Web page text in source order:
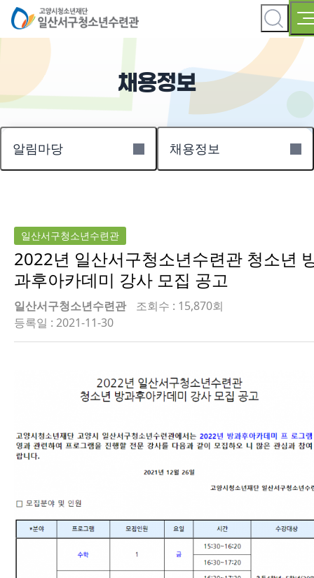
채용정보
알림마당 채용정보
일산서구청소년수련관
2022년 일산서구청소년수련관 청소년
과후아카데미 강사 모집 공고
일산서구청소년수련관
조회수 : 15,870회
등록일 : 2021-11-30